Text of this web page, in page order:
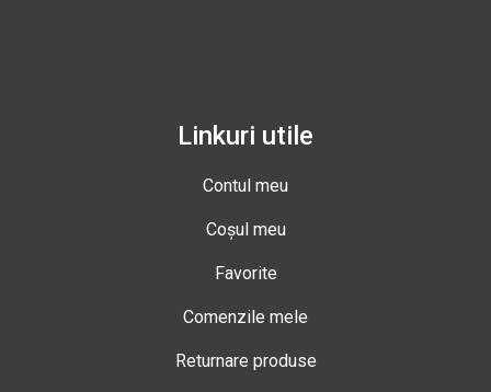
Linkuri utile
Contul meu
Coșul meu
Favorite
Comenzile mele
Returnare produse